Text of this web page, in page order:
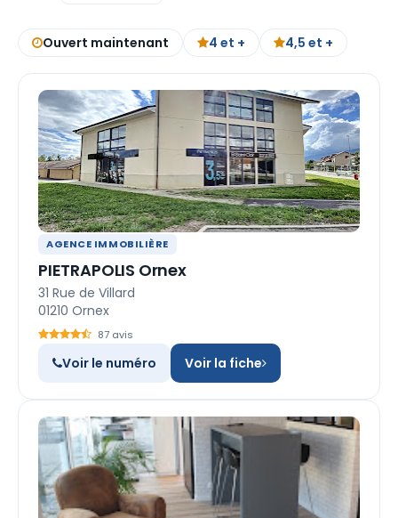
Ouvert maintenant 4 et + 4,5 et +
AGENCE IMMOBILIÈRE
PIETRAPOLIS Ornex
31 Rue de Villard
01210 Ornex
87 avis
Voir le numéro Voir la fiche